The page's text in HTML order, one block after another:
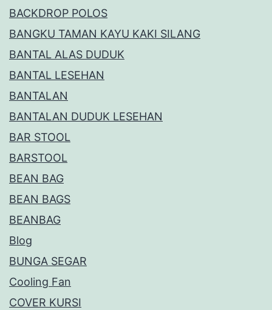
BACKDROP POLOS
BANGKU TAMAN KAYU KAKI SILANG
BANTAL ALAS DUDUK
BANTAL LESEHAN
BANTALAN
BANTALAN DUDUK LESEHAN
BAR STOOL
BARSTOOL
BEAN BAG
BEAN BAGS
BEANBAG
Blog
BUNGA SEGAR
Cooling Fan
COVER KURSI